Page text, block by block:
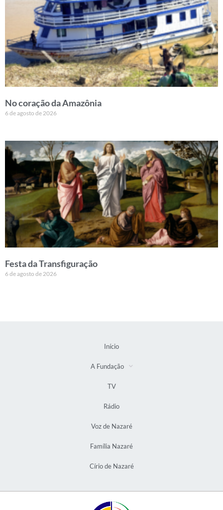
No coração da Amazônia
6 de agosto de 2026
Festa da Transfiguração
6 de agosto de 2026
Início
A Fundação
TV
Rádio
Voz de Nazaré
Família Nazaré
Círio de Nazaré